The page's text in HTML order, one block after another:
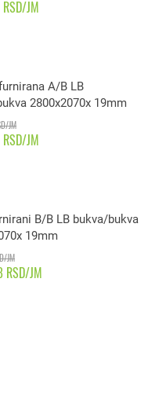
JM
A/B LB
2800x2070x 19mm
JM
JM
B/B LB bukva/bukva
19mm
JM
JM